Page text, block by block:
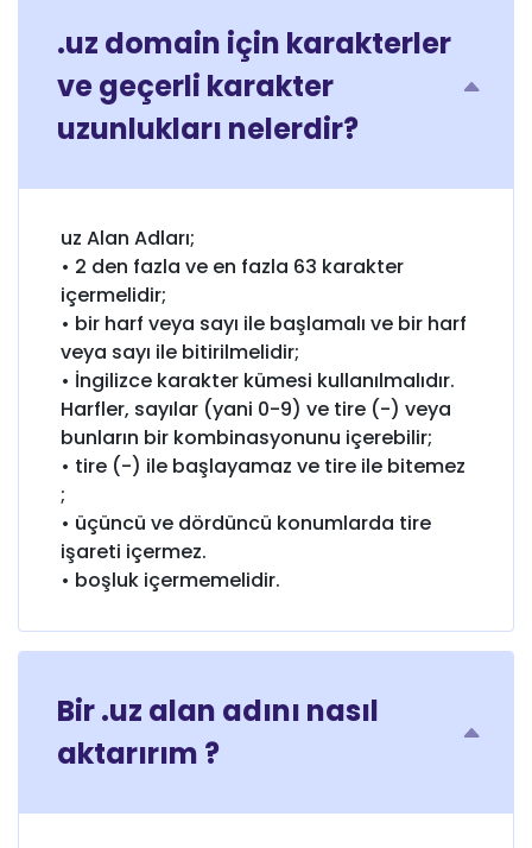
.uz domain için karakterler
ve geçerli karakter
uzunlukları nelerdir?
uz Alan Adları;
• 2 den fazla ve en fazla 63 karakter
içermelidir;
• bir harf veya sayı ile başlamalı ve bir harf
veya sayı ile bitirilmelidir;
• İngilizce karakter kümesi kullanılmalıdır.
Harfler, sayılar (yani 0-9) ve tire (-) veya
bunların bir kombinasyonunu içerebilir;
• tire (-) ile başlayamaz ve tire ile bitemez
;
• üçüncü ve dördüncü konumlarda tire
işareti içermez.
• boşluk içermemelidir.
Bir .uz alan adını nasıl
aktarırım ?